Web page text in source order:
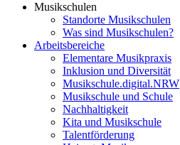
Musikschulen
Standorte Musikschulen
Was sind Musikschulen?
Arbeitsbereiche
Elementare Musikpraxis
Inklusion und Diversität
Musikschule.digital.NRW
Musikschule und Schule
Nachhaltigkeit
Kita und Musikschule
Talentförderung